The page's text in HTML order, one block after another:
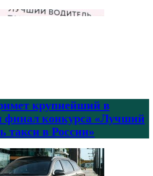
крупнейший в
финал конкурса «Лучший
такси в России»